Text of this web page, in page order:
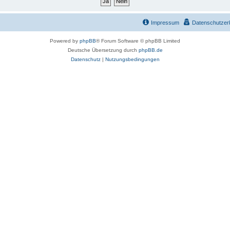
Impressum
Powered by phpBB® Forum Software © phpBB Limited
Deutsche Übersetzung durch phpBB.de
Datenschutz| Nutzungsbedingungen